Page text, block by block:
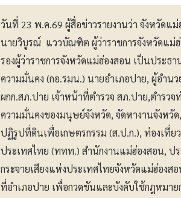
วันที่ 23 พ.ค.69 ผู้สื่อข่าวรายงานว่า จังหวัดแ
นายวิบูรณ์ แววบัณฑิต ผู้ว่าราชการจังหวัดแ
รองผู้ว่าราชการจังหวัดแม่ฮ่องสอน เป็นประ
ความมั่นคง (กอ.รมน.) นายอำเภอปาย, ผู้อำน
ผกก.สภ.ปาย เจ้าหน้าที่ตำรวจ สภ.ปาย,ตำร
ความมั่นคงของมนุษย์จังหวัด, จัดหางานจังหวั
ปฏิรูปที่ดินเพื่อเกษตรกรรม (ส.ป.ก.), ท่องเที่ย
ประเทศไทย (ททท.) สำนักงานแม่ฮ่องสอน, ป
กระจายเสียงแห่งประเทศไทยจังหวัดแม่ฮ่อง
ที่อำเภอปาย เพื่อกวดขันและบังคับใช้กฎหมาย